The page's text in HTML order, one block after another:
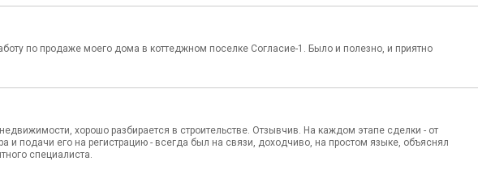
по продаже моего дома в коттеджном поселке Согласие-1. Было и полезно, и приятно
хорошо разбирается в строительстве. Отзывчив. На каждом этапе сделки - от
и подачи его на регистрацию - всегда был на связи, доходчиво, на простом языке, объяснял
специалиста.